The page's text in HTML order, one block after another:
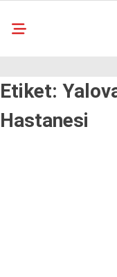
GALERİ
ASAYIŞ
Etiket:
Hastanesi